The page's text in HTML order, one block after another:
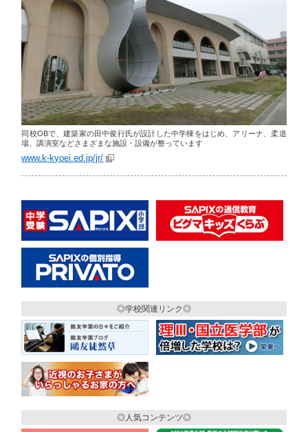
同校OBで、建築家の田中俊行氏が設計した中学棟をはじめ、アリーナ、柔道
場、講演室などさまざまな施設・設備が整っています
www.k-kyoei.ed.jp/jr/
◎学校関連リンク◎
◎人気コンテンツ◎